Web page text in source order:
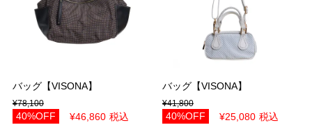
バッグ【VISONA】
¥78,100
40%OFF ¥46,860 税込
バッグ【VISONA】
¥41,800
40%OFF ¥25,080 税込